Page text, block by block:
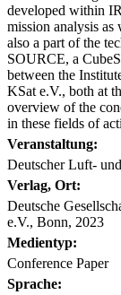
developed within
mission analysis as
also a part of the
SOURCE, a
between the
KSat e.V., both at
overview of the
in these fields of
Veranstaltung:
Deutscher Luft-
Verlag, Ort:
Deutsche
e.V., Bonn, 2023
Medientyp:
Conference Paper
Sprache: